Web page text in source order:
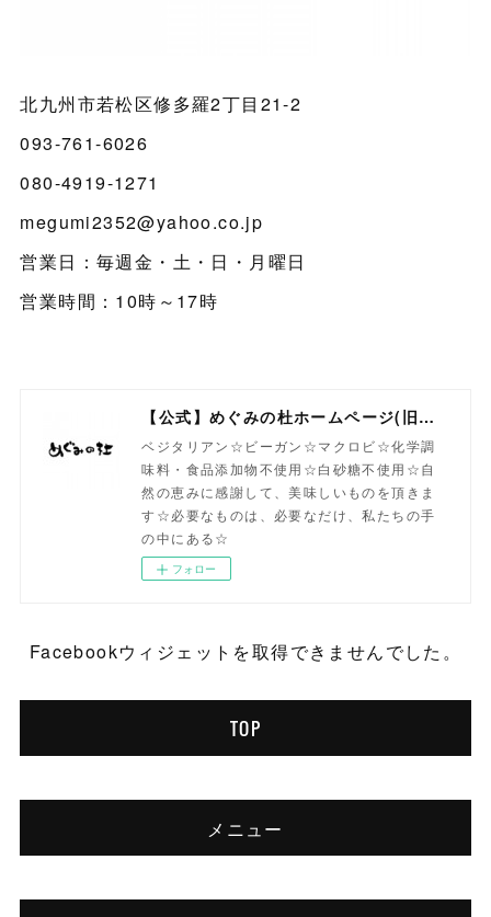
北九州市若松区修多羅2丁目21-2
093-761-6026
080-4919-1271
megumi2352@yahoo.co.jp
営業日：毎週金・土・日・月曜日
営業時間：10時～17時
【公式】めぐみの杜ホームページ(旧自然食工房）
ベジタリアン☆ビーガン☆マクロビ☆化学調
味料・食品添加物不使用☆白砂糖不使用☆自
然の恵みに感謝して、美味しいものを頂きま
す☆必要なものは、必要なだけ、私たちの手
の中にある☆
フォロー
Facebookウィジェットを取得できませんでした。
TOP
メニュー